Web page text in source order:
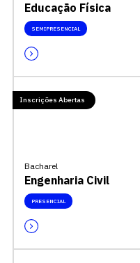
Educação Física
SEMIPRESENCIAL
Inscrições Abertas
Bacharel
Engenharia Civil
PRESENCIAL